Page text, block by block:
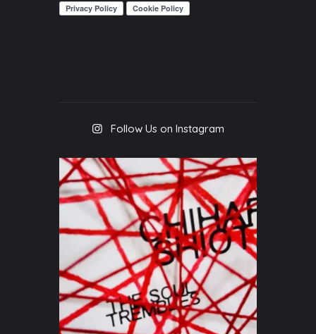
Follow Us on Instagram